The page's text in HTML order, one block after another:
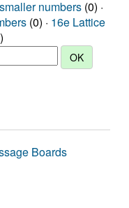
numbers (0) ·
(0) · 16e Lattice
Boards